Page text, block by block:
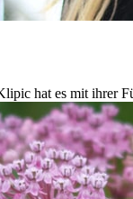
hat es mit ihrer